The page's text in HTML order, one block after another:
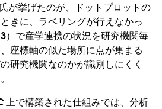
が挙げたのが、ドットプロットの
きに、ラベリングが行えなかっ
）で産学連携の状況を研究機関毎
座標軸の似た場所に点が集まる
研究機関なのかが識別しにくく
上で構築された仕組みでは、分析